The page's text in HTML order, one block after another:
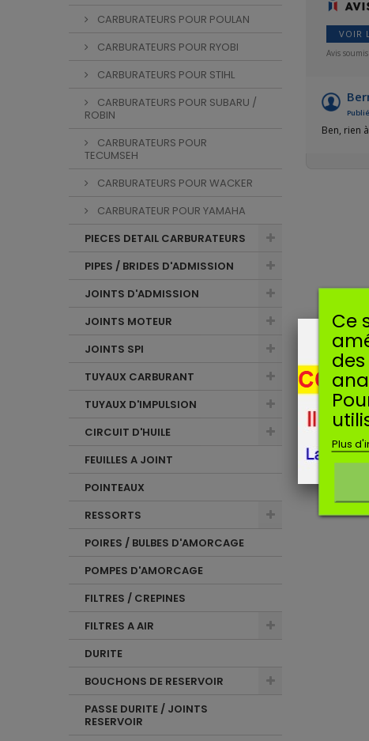
CARBURATEURS POUR POULAN
CARBURATEURS POUR RYOBI
CARBURATEURS POUR STIHL
CARBURATEURS POUR SUBARU /
ROBIN
CARBURATEURS POUR
TECUMSEH
CARBURATEURS POUR WACKER
CARBURATEUR POUR YAMAHA
PIECES DETAIL CARBURATEURS
PIPES / BRIDES D'ADMISSION
JOINTS D'ADMISSION
JOINTS MOTEUR
JOINTS SPI
TUYAUX CARBURANT
TUYAUX D'IMPULSION
CIRCUIT D'HUILE
FEUILLES A JOINT
POINTEAUX
RESSORTS
POIRES / BULBES D'AMORCAGE
POMPES D'AMORCAGE
FILTRES / CREPINES
FILTRES A AIR
DURITE
BOUCHONS DE RESERVOIR
PASSE DURITE / JOINTS
RESERVOIR
VOIR
Avis
Ben, rien
Ce
Plus